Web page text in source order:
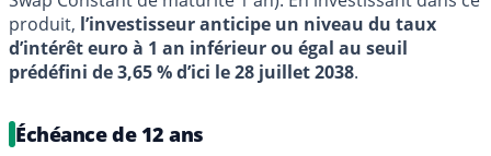
produit, l’investisseur anticipe un niveau du taux
d’intérêt euro à 1 an inférieur ou égal au seuil
prédéfini de 3,65 % d’ici le 28 juillet 2038.
Échéance de 12 ans